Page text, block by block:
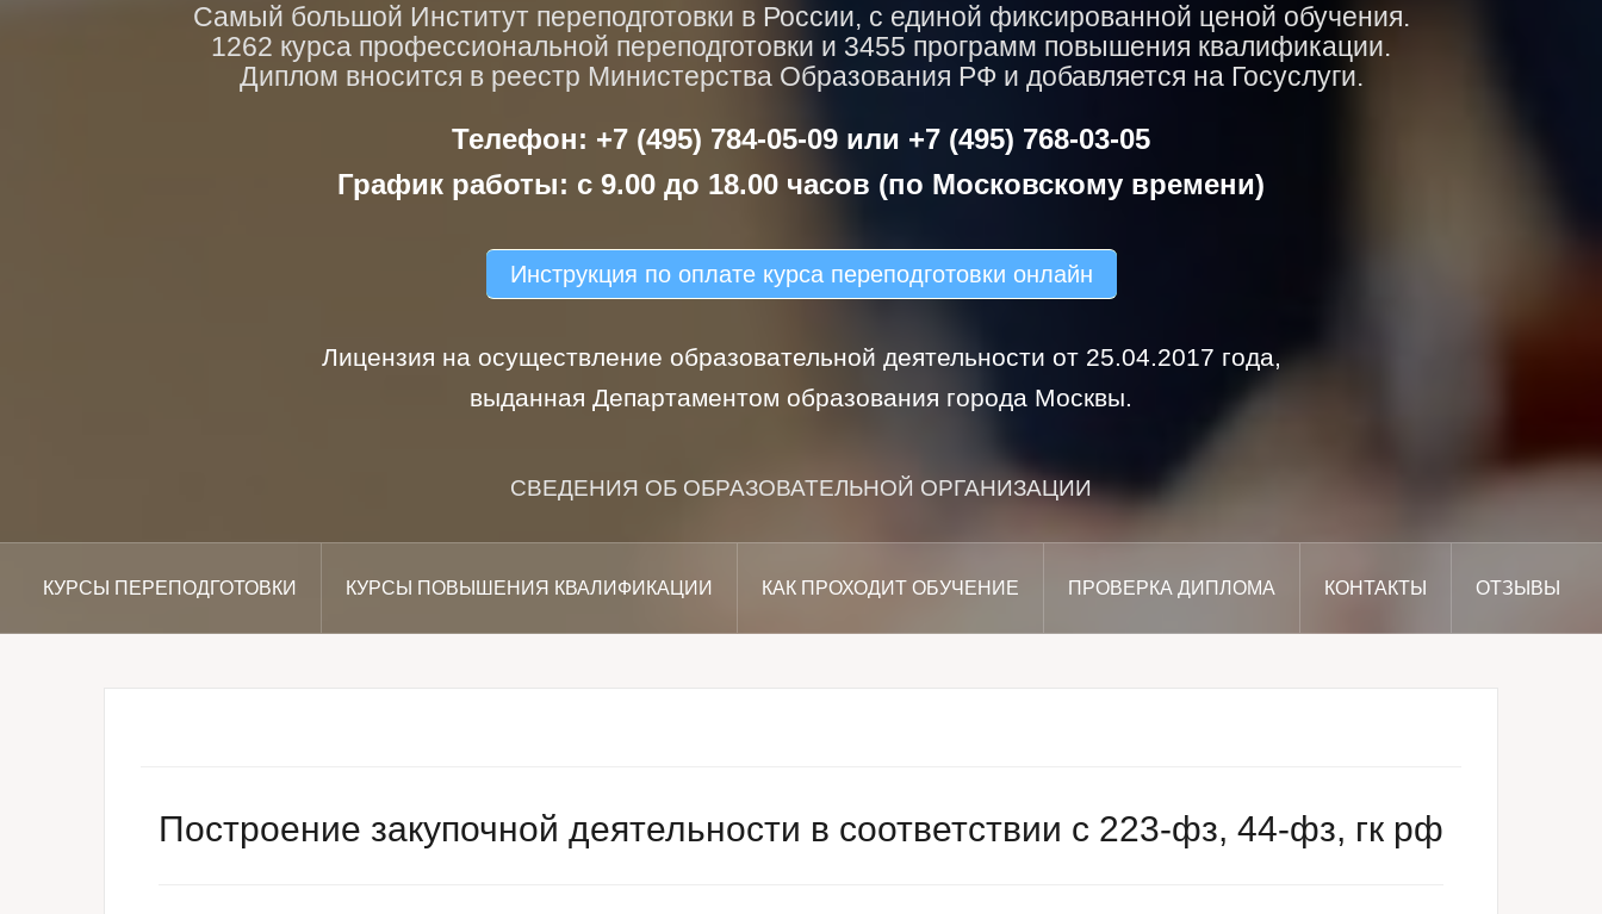
Самый большой Институт переподготовки в России, с единой фиксированной ценой обучения.
1262 курса профессиональной переподготовки и 3455 программ повышения квалификации.
Диплом вносится в реестр Министерства Образования РФ и добавляется на Госуслуги.
Телефон: +7 (495) 784-05-09 или +7 (495) 768-03-05
График работы: с 9.00 до 18.00 часов (по Московскому времени)
Инструкция по оплате курса переподготовки онлайн
Лицензия на осуществление образовательной деятельности от 25.04.2017 года,
выданная Департаментом образования города Москвы.
СВЕДЕНИЯ ОБ ОБРАЗОВАТЕЛЬНОЙ ОРГАНИЗАЦИИ
КУРСЫ ПЕРЕПОДГОТОВКИ КУРСЫ ПОВЫШЕНИЯ КВАЛИФИКАЦИИ КАК ПРОХОДИТ ОБУЧЕНИЕ ПРОВЕРКА ДИПЛОМА КОНТАКТЫ ОТЗЫВЫ
Построение закупочной деятельности в соответствии с 223-фз, 44-фз, гк рф